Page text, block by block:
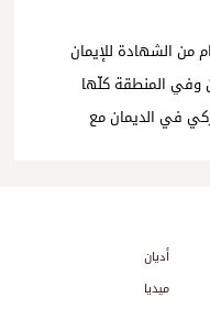
من الشهادة للإيمان
وفي المنطقة كلّها
في الديمان مع
أديان
ميديا